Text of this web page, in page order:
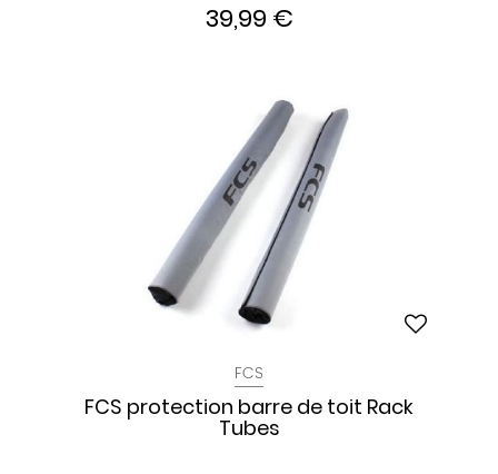
39,99 €
FCS
FCS protection barre de toit Rack
Tubes